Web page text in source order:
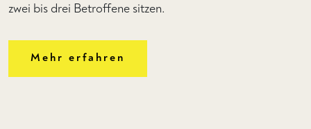
zwei bis drei Betroffene sitzen.
Mehr erfahren